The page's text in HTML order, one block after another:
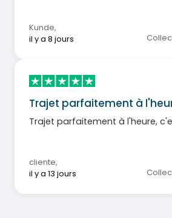
toutes les voitures sont parties
provoquant un véritable chaos
ceux qui avaient respecté les
vacanciers qui devaient
Kunde,
il y a 8 jours
Trajet parfaitement à
Trajet parfaitement à l'heure,
cliente,
il y a 13 jours